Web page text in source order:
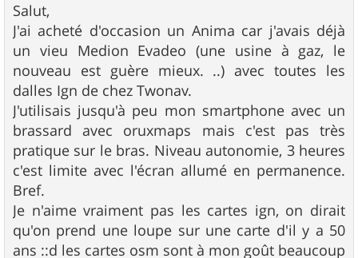
s
s
a
g
e
Salut,
J'ai acheté d'occasion un Anima car j'avais déjà
un vieu Medion Evadeo (une usine à gaz, le
nouveau est guère mieux. ..) avec toutes les
dalles Ign de chez Twonav.
J'utilisais jusqu'à peu mon smartphone avec un
brassard avec oruxmaps mais c'est pas très
pratique sur le bras. Niveau autonomie, 3 heures
c'est limite avec l'écran allumé en permanence.
Bref.
Je n'aime vraiment pas les cartes ign, on dirait
qu'on prend une loupe sur une carte d'il y a 50
ans ::d les cartes osm sont à mon goût beaucoup